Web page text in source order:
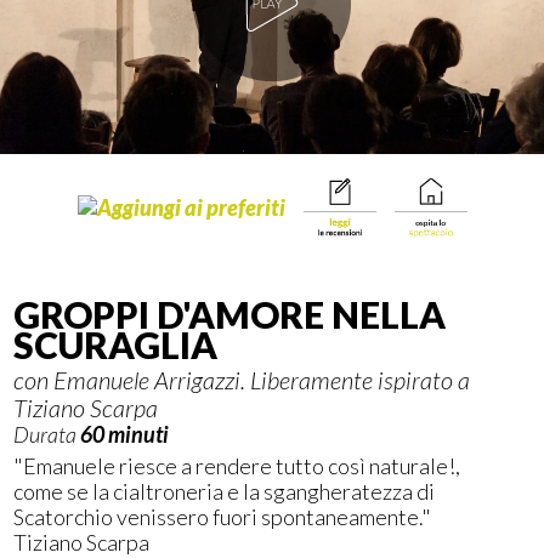
GROPPI D'AMORE NELLA
SCURAGLIA
con Emanuele Arrigazzi. Liberamente ispirato a
Tiziano Scarpa
Durata60 minuti
"Emanuele riesce a rendere tutto così naturale!,
come se la cialtroneria e la sgangheratezza di
Scatorchio venissero fuori spontaneamente."
Tiziano Scarpa